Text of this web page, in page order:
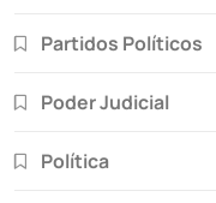
Partidos Políticos
Poder Judicial
Política